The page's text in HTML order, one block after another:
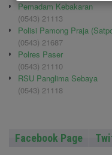
Pemadam Kebakaran
(0543) 21113
Polisi Pamong Praja
(0543) 21687
Polres Paser
(0543) 21110
RSU Panglima Sebaya
(0543) 21118
Facebook Page